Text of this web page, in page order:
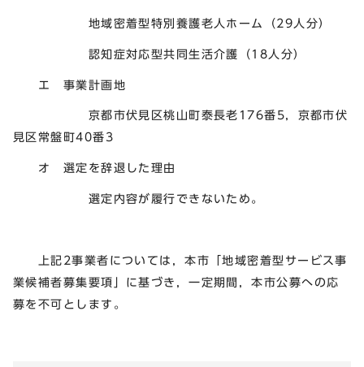
地域密着型特別養護老人ホーム（29人分）
認知症対応型共同生活介護（18人分）
エ 事業計画地
京都市伏見区桃山町泰長老176番5，京都市伏
見区常盤町40番3
オ 選定を辞退した理由
選定内容が履行できないため。
上記2事業者については，本市「地域密着型サービス事
業候補者募集要項」に基づき，一定期間，本市公募への応
募を不可とします。